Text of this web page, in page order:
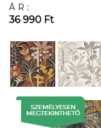
ÁR:
36 990 Ft